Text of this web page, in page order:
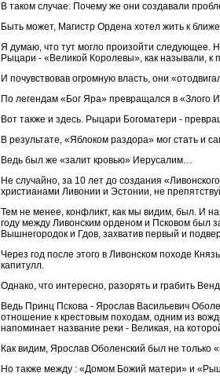
В таком случае: Почему же они создавали
Быть может, Магистр Ордена хотел жить к
Я думаю, что тут могло произойти следующее.
Рыцари - «Великой Королевы», как называли,
И почувствовав огромную власть, они
По легендам «Бог Яра» превращался в «Злого
Вот также и здесь. Рыцари Богоматери -
В результате, «Яблоком раздора» мог стать и
Ведь был же «залит кровью» Иерусалим…
Не случайно, за 10 лет до создания
христианами Ливонии и Эстонии, не
Тем не менее, конфликт, как мы видим, был. И
году между Ливонским орденом и Псковом был
Вышнегородок и Гдов, захватив первый и
Через год после этого в Ливонском походе
капитулл.
Однако, что интересно, разорять и грабить
Ведь Принц Пскова - Ярослав Васильевич
отношение к крестовым походам, одним из
напоминает название реки - Великая, на
Как видим, Ярослав Оболенский был не только
Но также между : «Домом Божий матери» и